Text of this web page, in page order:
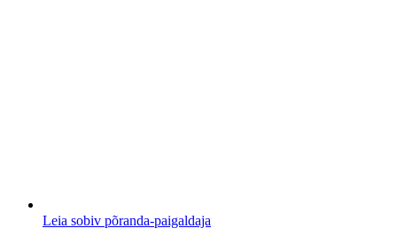
Leia sobiv põranda-paigaldaja